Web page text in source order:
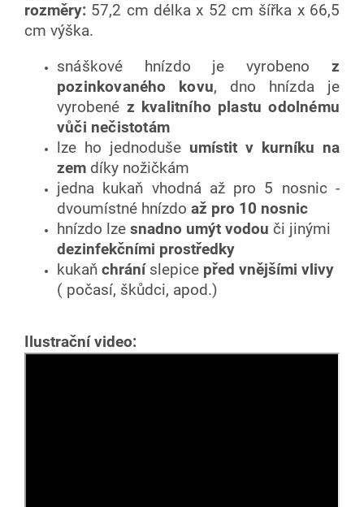
rozměry: 57,2 cm délka x 52 cm šířka x 66,5
cm výška.
snáškové hnízdo je vyrobeno z
pozinkovaného kovu, dno hnízda je
vyrobené z kvalitního plastu odolnému
vůči nečistotám
lze ho jednoduše umístit v kurníku na
zem díky nožičkám
jedna kukaň vhodná až pro 5 nosnic -
dvoumístné hnízdo až pro 10 nosnic
hnízdo lze snadno umýt vodou či jinými
dezinfekčními prostředky
kukaň chráníslepice před vnějšími vlivy
( počasí, škůdci, apod.)
Ilustrační video: